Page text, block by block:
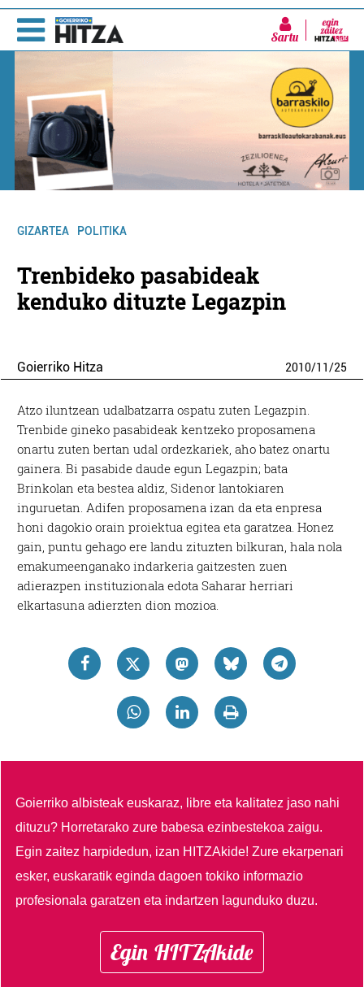
Sartu
GIZARTEA POLITIKA
Trenbideko pasabideak
kenduko dituzte Legazpin
Goierriko Hitza 2010/11/25
Atzo iluntzean udalbatzarra ospatu zuten Legazpin.
Trenbide gineko pasabideak kentzeko proposamena
onartu zuten bertan udal ordezkariek, aho batez onartu
gainera. Bi pasabide daude egun Legazpin; bata
Brinkolan eta bestea aldiz, Sidenor lantokiaren
inguruetan. Adifen proposamena izan da eta enpresa
honi dagokio orain proiektua egitea eta garatzea. Honez
gain, puntu gehago ere landu zituzten bilkuran, hala nola
emakumeenganako indarkeria gaitzesten zuen
adierazpen instituzionala edota Saharar herriari
elkartasuna adierzten dion mozioa.
Goierriko albisteak euskaraz, libre eta kalitatez jaso nahi
dituzu? Horretarako zure babesa ezinbestekoa zaigu.
Egin zaitez harpidedun, izan HITZAkide!Zure ekarpenari
esker, euskaratik eginda dagoen tokiko informazio
profesionala garatzen eta indartzen lagunduko duzu.
Egin HITZAkide